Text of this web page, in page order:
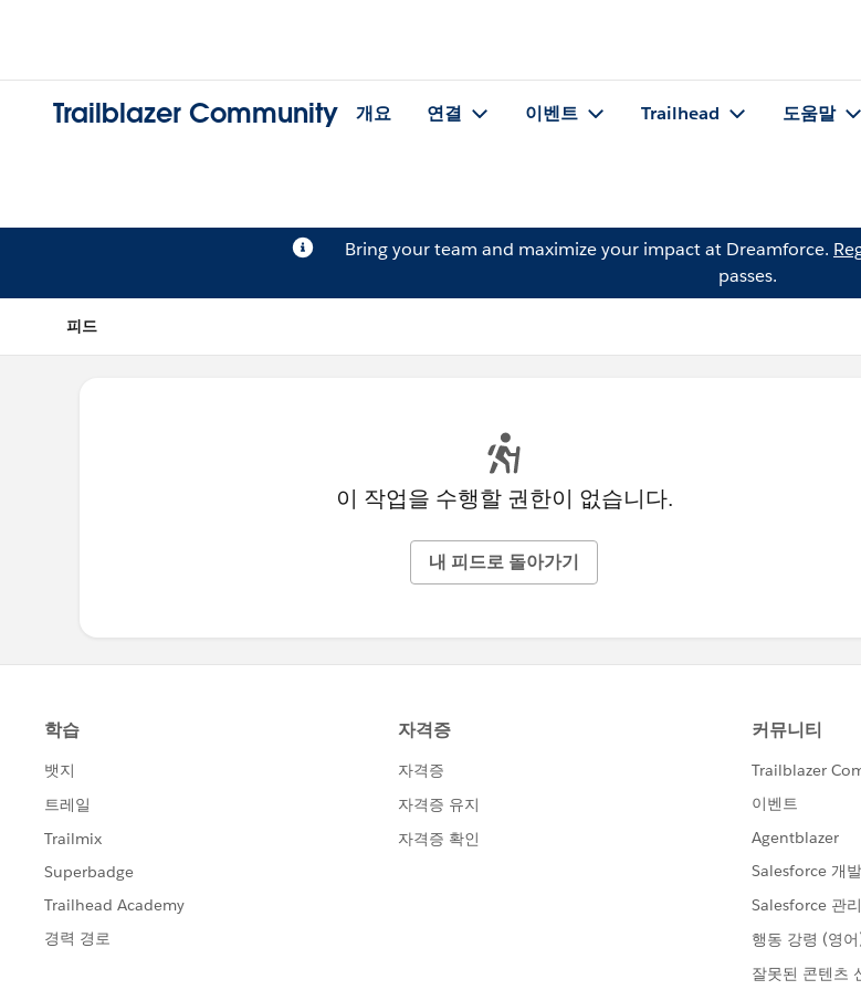
Trailblazer Community 개요 연결 이벤트 Trailhead 도움말
Bring your team and maximize your impact at Dreamforce.
passes.
피드
이 작업을 수행할 권한이 없습니다.
내 피드로 돌아가기